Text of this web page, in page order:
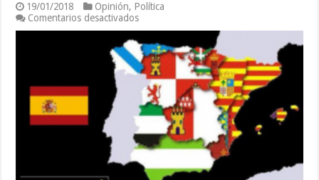
19/01/2018 Opinión, Política
Comentarios desactivadosen
Las
Autonomías
y
el
relleno
antinacional
de
un
Estado
sin
atributos